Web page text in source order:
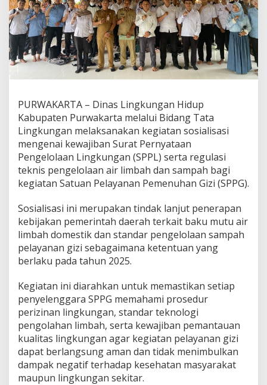
PURWAKARTA – Dinas Lingkungan Hidup
Kabupaten Purwakarta melalui Bidang Tata
Lingkungan melaksanakan kegiatan sosialisasi
mengenai kewajiban Surat Pernyataan
Pengelolaan Lingkungan (SPPL) serta regulasi
teknis pengelolaan air limbah dan sampah bagi
kegiatan Satuan Pelayanan Pemenuhan Gizi (SPPG).
Sosialisasi ini merupakan tindak lanjut penerapan
kebijakan pemerintah daerah terkait baku mutu air
limbah domestik dan standar pengelolaan sampah
pelayanan gizi sebagaimana ketentuan yang
berlaku pada tahun 2025.
Kegiatan ini diarahkan untuk memastikan setiap
penyelenggara SPPG memahami prosedur
perizinan lingkungan, standar teknologi
pengolahan limbah, serta kewajiban pemantauan
kualitas lingkungan agar kegiatan pelayanan gizi
dapat berlangsung aman dan tidak menimbulkan
dampak negatif terhadap kesehatan masyarakat
maupun lingkungan sekitar.